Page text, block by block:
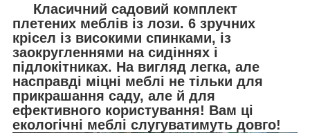
Класичний садовий комплект
плетених меблів із лози. 6 зручних
крісел із високими спинками, із
заокругленнями на сидіннях і
підлокітниках. На вигляд легка, але
насправді міцні меблі не тільки для
прикрашання саду, але й для
ефективного користування! Вам ці
екологічні меблі слугуватимуть довго!